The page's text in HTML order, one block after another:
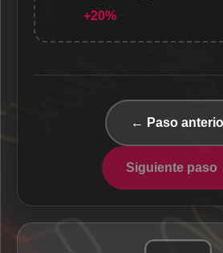
+20%
← Paso
Siguiente paso